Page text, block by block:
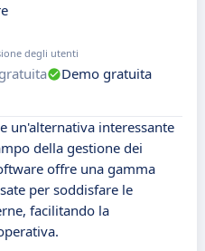
degli utenti
Demo gratuita
un'alternativa interessante
della gestione dei
offre una gamma
per soddisfare le
facilitando la